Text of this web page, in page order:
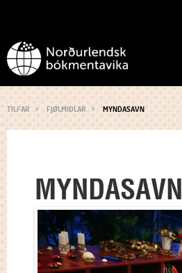
TILFAR FJØLMIÐLAR MYNDASAVN
MYNDASAVN